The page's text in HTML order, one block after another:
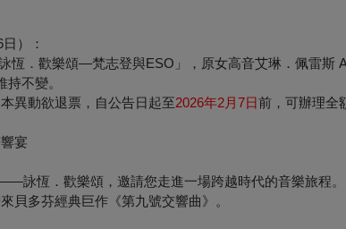
）：
恆．歡樂頌—梵志登與ESO」，原女高音艾琳．佩雷斯
不變。
異動欲退票，自公告日起至2026年2月7日前，可辦理全
宴
詠恆．歡樂頌，邀請您走進一場跨越時代的音樂旅程。
貝多芬經典巨作《第九號交響曲》。